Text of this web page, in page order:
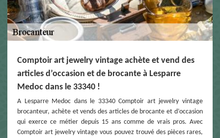
Comptoir art jewelry vintage achète et vend des
articles d’occasion et de brocante à Lesparre
Medoc dans le 33340 !
A Lesparre Medoc dans le 33340 Comptoir art jewelry vintage
brocanteur, achète et vends des articles de brocante et d’occasion
qui exerce ce métier depuis 15 ans comme de vrais pros. Avec
Comptoir art jewelry vintage vous pouvez trouvé des pièces rares,